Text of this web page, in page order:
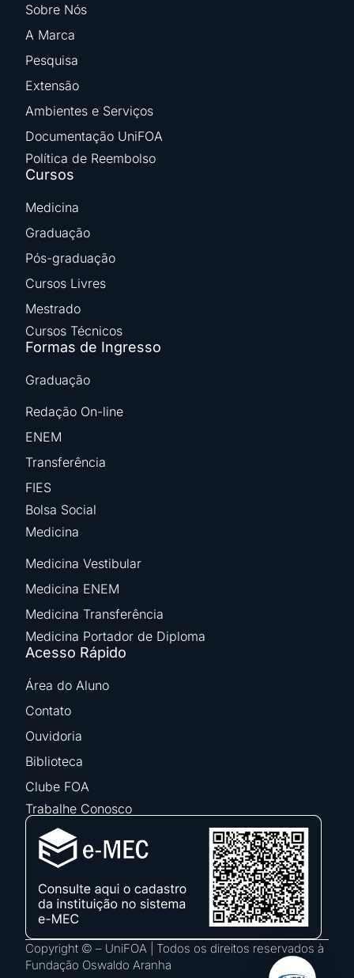
Sobre Nós
A Marca
Pesquisa
Extensão
Ambientes e Serviços
Documentação UniFOA
Política de Reembolso
Cursos
Medicina
Graduação
Pós-graduação
Cursos Livres
Mestrado
Cursos Técnicos
Formas de Ingresso
Graduação
Redação On-line
ENEM
Transferência
FIES
Bolsa Social
Medicina
Medicina Vestibular
Medicina ENEM
Medicina Transferência
Medicina Portador de Diploma
Acesso Rápido
Área do Aluno
Contato
Ouvidoria
Biblioteca
Clube FOA
Trabalhe Conosco
Copyright © – UniFOA | Todos os direitos reservados à
Fundação Oswaldo Aranha